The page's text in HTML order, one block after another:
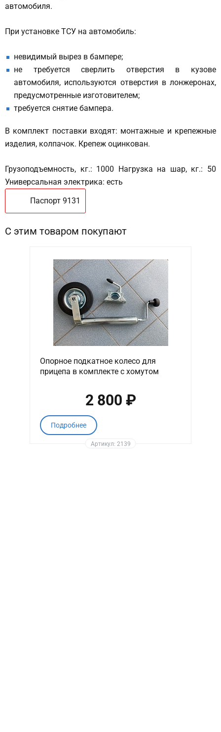
автомобиля.
При установке ТСУ на автомобиль:
невидимый вырез в бампере;
не требуется сверлить отверстия в кузове
автомобиля, используются отверстия в лонжеронах,
предусмотренные изготовителем;
требуется снятие бампера.
В комплект поставки входят: монтажные и крепежные
изделия, колпачок. Крепеж оцинкован.
Грузоподъемность, кг.: 1000 Нагрузка на шар, кг.: 50
Универсальная электрика: есть
Паспорт 9131
С этим товаром покупают
Опорное подкатное колесо для
прицепа в комплекте с хомутом
2 800 ₽
Подробнее
Артикул: 2139